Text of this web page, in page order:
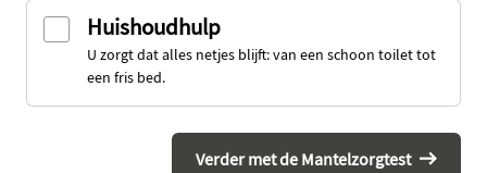
Huishoudhulp
U zorgt dat alles netjes blijft: van een schoon toilet tot
een fris bed.
Verder met de Mantelzorgtest